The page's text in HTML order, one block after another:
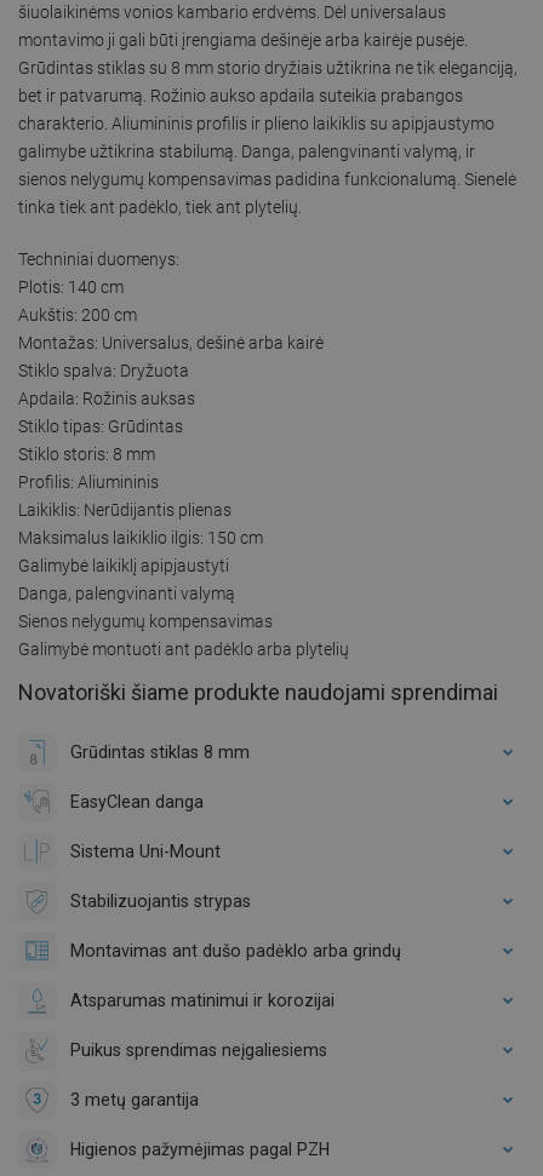
šiuolaikinėms vonios kambario erdvėms. Dėl universalaus
montavimo ji gali būti įrengiama dešinėje arba kairėje pusėje.
Grūdintas stiklas su 8 mm storio dryžiais užtikrina ne tik eleganciją,
bet ir patvarumą. Rožinio aukso apdaila suteikia prabangos
charakterio. Aliumininis profilis ir plieno laikiklis su apipjaustymo
galimybe užtikrina stabilumą. Danga, palengvinanti valymą, ir
sienos nelygumų kompensavimas padidina funkcionalumą. Sienelė
tinka tiek ant padėklo, tiek ant plytelių.
Techniniai duomenys:
Plotis: 140 cm
Aukštis: 200 cm
Montažas: Universalus, dešinė arba kairė
Stiklo spalva: Dryžuota
Apdaila: Rožinis auksas
Stiklo tipas: Grūdintas
Stiklo storis: 8 mm
Profilis: Aliumininis
Laikiklis: Nerūdijantis plienas
Maksimalus laikiklio ilgis: 150 cm
Galimybė laikiklį apipjaustyti
Danga, palengvinanti valymą
Sienos nelygumų kompensavimas
Galimybė montuoti ant padėklo arba plytelių
Novatoriški šiame produkte naudojami sprendimai
Grūdintas stiklas 8 mm
EasyClean danga
Sistema Uni-Mount
Stabilizuojantis strypas
Montavimas ant dušo padėklo arba grindų
Atsparumas matinimui ir korozijai
Puikus sprendimas neįgaliesiems
3 metų garantija
Higienos pažymėjimas pagal PZH